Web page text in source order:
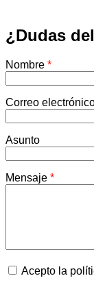
¿Dudas
Nombre *
Correo
Asunto
Mensaje *
Acepto la